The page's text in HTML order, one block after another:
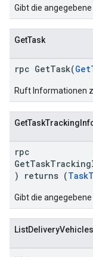
Gibt die angegebene
GetTask
rpc GetTask(
Ruft Informationen
rpc
) returns (
Gibt die angegebene
ListDeliveryVehicles